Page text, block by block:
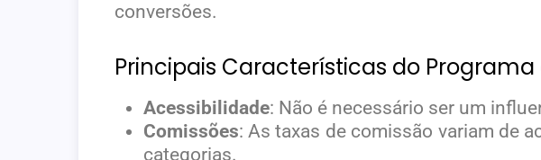
conversões.
Principais Características do
Acessibilidade: Não é necessário ser um
Comissões: As taxas de comissão variam de
categorias.